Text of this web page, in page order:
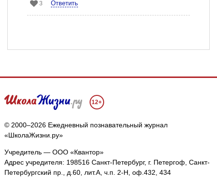
3 Ответить
12+
© 2000–2026 Ежедневный познавательный журнал
«ШколаЖизни.ру»
Учредитель — ООО «Квантор»
Адрес учредителя: 198516 Санкт-Петербург, г. Петергоф, Санкт-
Петербургский пр., д.60, лит.А, ч.п. 2-Н, оф.432, 434